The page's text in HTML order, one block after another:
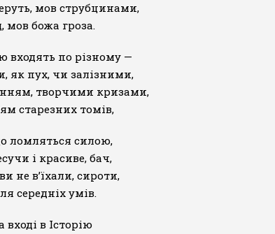
мов струбцинами,
мов божа гроза.
входять по різному —
як пух, чи залізними,
творчими кризами,
старезних томів,
ломляться силою,
і красиве, бач,
не в’їхали, сироти,
середніх умів.
вході в Історію